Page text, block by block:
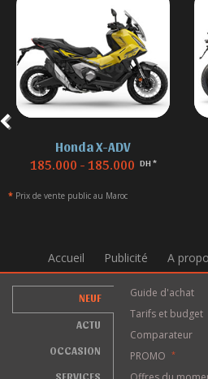
Honda X-ADV
185.000 - 185.000 DH *
* Prix de vente public au Maroc
Accueil Publicité A
NEUF
ACTU
OCCASION
SERVICES
Guide d'achat
Tarifs et budget
Comparateur
PROMO
*